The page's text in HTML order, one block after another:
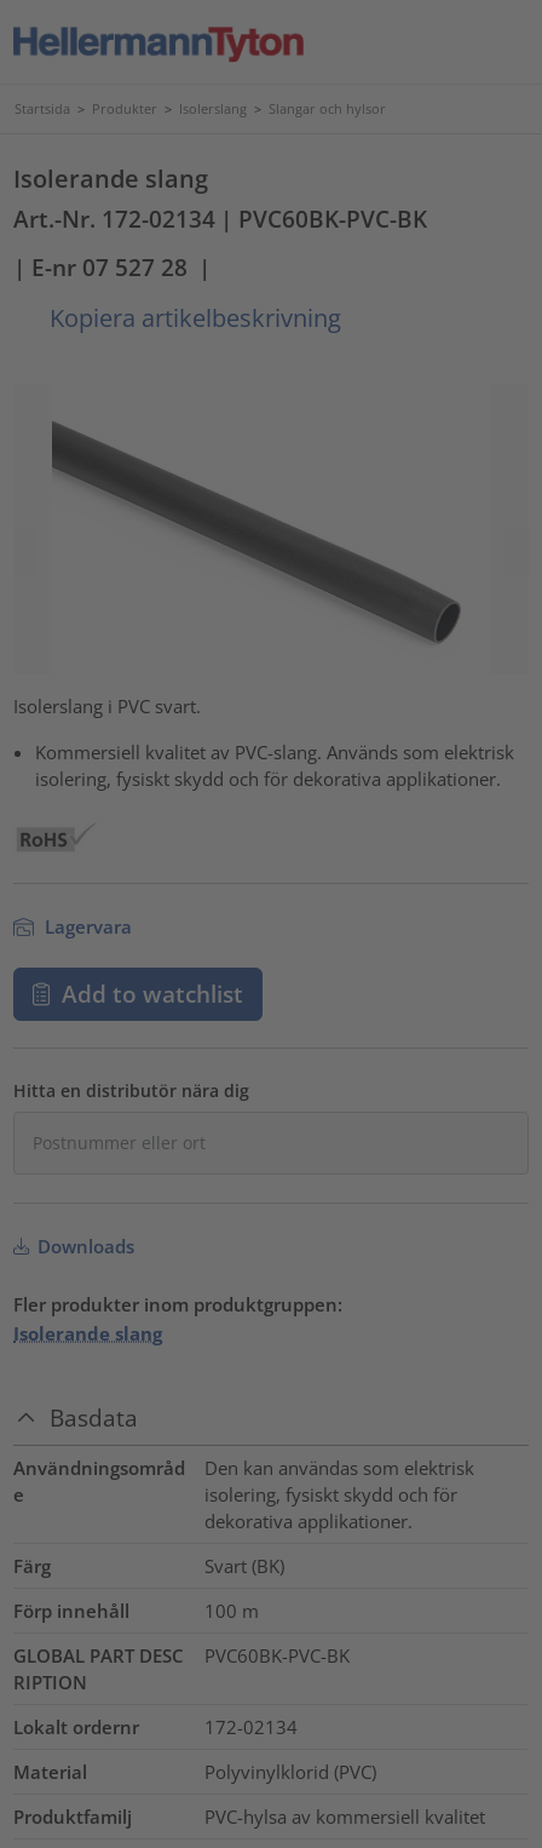
Startsida > Produkter > Isolerslang > Slangar och hylsor
Isolerande slang
Art.-Nr. 172-02134 | PVC60BK-PVC-BK
| E-nr 07 527 28 |
Kopiera artikelbeskrivning
Isolerslang i PVC svart.
Kommersiell kvalitet av PVC-slang. Används som elektrisk
isolering, fysiskt skydd och för dekorativa applikationer.
Lagervara
Add to watchlist
Hitta en distributör nära dig
Downloads
Fler produkter inom produktgruppen:
Isolerande slang
Basdata
Användningsområd
e
Den kan användas som elektrisk
isolering, fysiskt skydd och för
dekorativa applikationer.
Färg
Svart (BK)
Förp innehåll
100 m
GLOBAL PART DESC
RIPTION
PVC60BK-PVC-BK
Lokalt ordernr
172-02134
Material
Polyvinylklorid (PVC)
Produktfamilj
PVC-hylsa av kommersiell kvalitet